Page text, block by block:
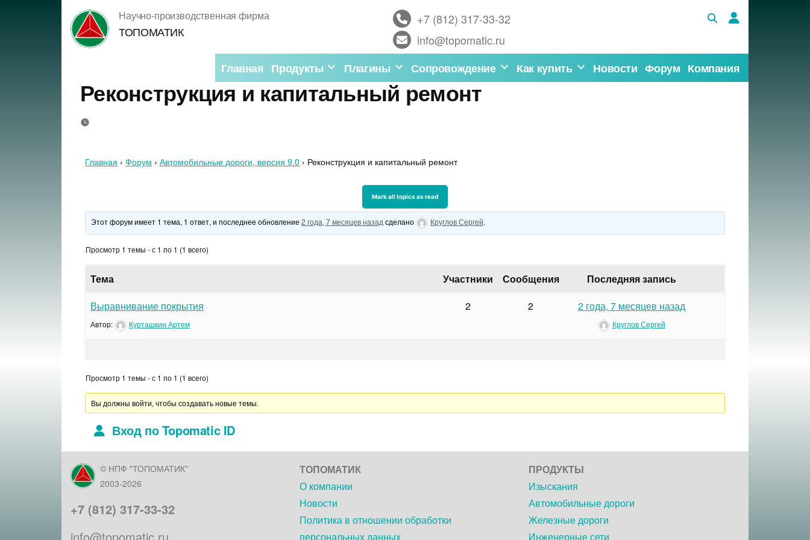
Перейти
содержимому
Научно-производственная фирма
ТОПОМАТИК
+7 (812) 317-33-32
info@topomatic.ru
Главная Продукты Плагины Сопровождение Как купить Новости Форум Компания
Реконструкция и капитальный ремонт
Главная › Форум › Автомобильные дороги, версия 9.0 › Реконструкция и капитальный ремонт
Этот форум имеет 1 тема, 1 ответ, и последнее обновление2 года, 7 месяцев назадсделано Круглов Сергей.
Просмотр 1 темы - с 1 по 1 (1 всего)
Тема Участники Сообщения
Последняя запись
Выравнивание покрытия
Автор: Курташкин Артем
2 2 2 года, 7 месяцев назад
Круглов Сергей
Просмотр 1 темы - с 1 по 1 (1 всего)
Вы должны войти, чтобы создавать новые темы.
Вход по Topomatic ID
© НПФ "ТОПОМАТИК"
2003-2026
+7 (812) 317-33-32
ТОПОМАТИК
О компании
Новости
Политика в отношении обработки
персональных данных
ПРОДУКТЫ
Изыскания
Автомобильные дороги
Железные дороги
Инженерные сети